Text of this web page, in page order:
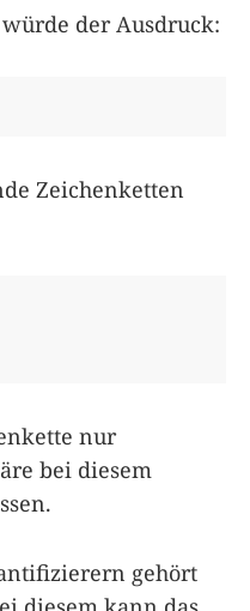
der Ausdruck:
Zeichenketten
nur
bei diesem
gehört